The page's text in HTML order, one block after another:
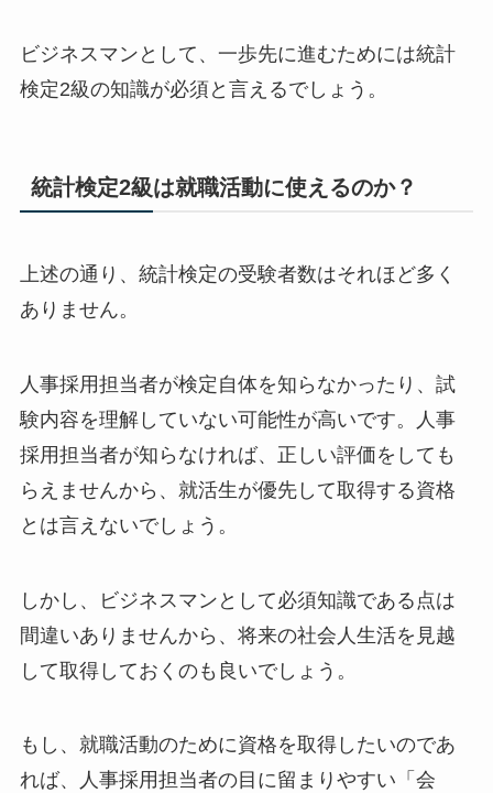
ビジネスマンとして、一歩先に進むためには統計
検定2級の知識が必須と言えるでしょう。
統計検定2級は就職活動に使えるのか？
上述の通り、統計検定の受験者数はそれほど多く
ありません。
人事採用担当者が検定自体を知らなかったり、試
験内容を理解していない可能性が高いです。人事
採用担当者が知らなければ、正しい評価をしても
らえませんから、 就活生が優先して取得する資格
とは言えないでしょう。
しかし、
ビジネスマンとして必須知識である点は
間違いありませんから、将来の社会人生活を見越
して取得しておくのも良いでしょう。
もし、就職活動のために資格を取得したいのであ
れば、人事採用担当者の目に留まりやすい「会